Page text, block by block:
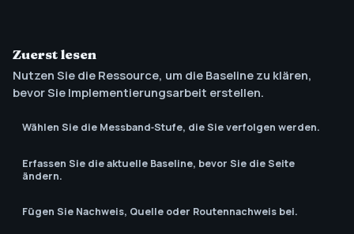
Zuerst lesen
Nutzen Sie die Ressource, um die Baseline zu klären,
bevor Sie Implementierungsarbeit erstellen.
Wählen Sie die Messband‑Stufe, die Sie verfolgen werden.
Erfassen Sie die aktuelle Baseline, bevor Sie die Seite
ändern.
Fügen Sie Nachweis, Quelle oder Routennachweis bei.